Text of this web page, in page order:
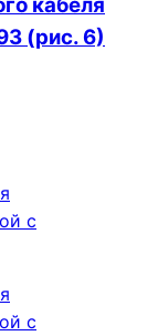
(рис. 6)